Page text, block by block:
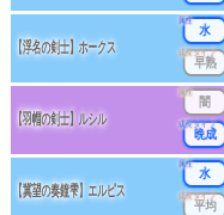
【浮名の剣士】ホークス
属性
水
成長タイプ
早熟
【羽帽の剣士】ルシル
属性
闇
成長タイプ
晩成
【冀望の奏鐘雫】エルピス
属性
水
成長タイプ
平均